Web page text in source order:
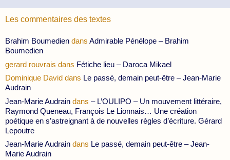
Les commentaires des textes
Brahim Boumedien dans Admirable Pénélope – Brahim
Boumedien
gerard rouvrais dans Fétiche lieu – Daroca Mikael
Dominique David dans Le passé, demain peut-être – Jean-Marie
Audrain
Jean-Marie Audrain dans – L’OULIPO – Un mouvement littéraire,
Raymond Queneau, François Le Lionnais… Une création
poétique en s’astreignant à de nouvelles règles d’écriture. Gérard
Lepoutre
Jean-Marie Audrain dans Le passé, demain peut-être – Jean-
Marie Audrain